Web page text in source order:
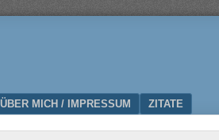
ÜBER MICH / IMPRESSUM ZITATE